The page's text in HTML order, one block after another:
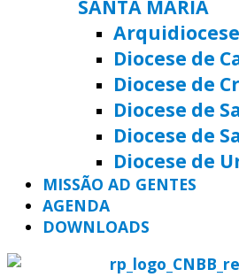
SANTA MARIA
Diocese de
Diocese de
Diocese de
Diocese de
Diocese de
MISSÃO AD GENTES
AGENDA
DOWNLOADS